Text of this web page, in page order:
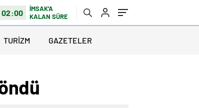
02:00
İMSAK'A
KALAN SÜRE
TURİZM GAZETELER